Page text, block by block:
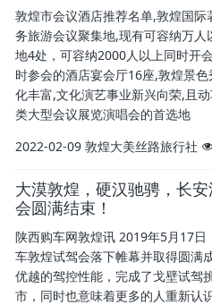
敦煌市会议酒店推荐名单,敦煌国
务旅游会议聚集地,现有可容纳万
地4处，可容纳2000人以上同时开
时参会的酒店宴会厅16座,敦煌景
化丰富,文化演艺事业新兴向荣,且
类大型会议展览演唱会的首选地
2022-02-09 敦煌大美丝路旅行社
大漠敦煌，硬汉驰骋，长
会圆满结束！
陕西购车网敦煌讯 2019年5月17日
车敦煌试驾会落下帷幕并取得圆满
优越的驾控性能，完成了戈壁试驾
市，同时也意味着更多的人重新认